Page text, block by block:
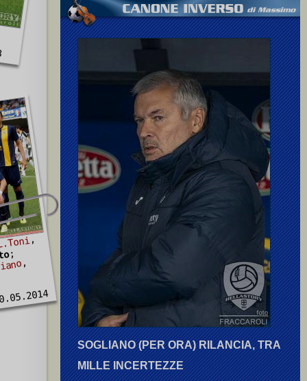
,
;
,
SOGLIANO (PER ORA) RILANCIA, TRA
MILLE INCERTEZZE